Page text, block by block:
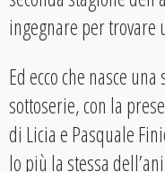
ingegnare per trovare
Ed ecco che nasce
sottoserie, con la
di Licia e Pasquale
lo più la stessa